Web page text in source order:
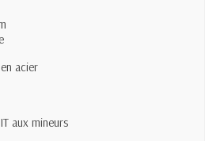
acier
aux mineurs